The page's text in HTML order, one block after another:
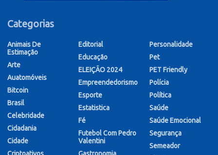
Categorias
Animais De
Estimação
Arte
Auatomóveis
Bitcoin
Brasil
Celebridade
Cidadania
Cidade
Editorial
Educação
ELEIÇÃO 2024
Empreendedorismo
Esporte
Estatistica
Fé
Futebol Com Pedro
Valentini
Personalidade
Pet
PET Friendly
Polícia
Política
Saúde
Saúde Emocional
Segurança
Semeador